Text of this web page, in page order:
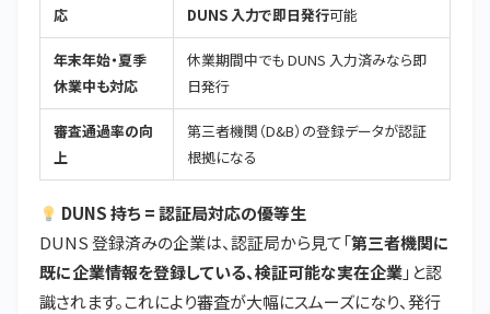
応
DUNS 入力で即日発行可能
年末年始・夏季
休業中も対応
休業期間中でも DUNS 入力済みなら即
日発行
審査通過率の向
上
第三者機関（D&B）の登録データが認証
根拠になる
DUNS 持ち = 認証局対応の優等生
DUNS 登録済みの企業は、認証局から見て「第三者機関に
既に企業情報を登録している、検証可能な実在企業」と認
識されます。これにより審査が大幅にスムーズになり、発行